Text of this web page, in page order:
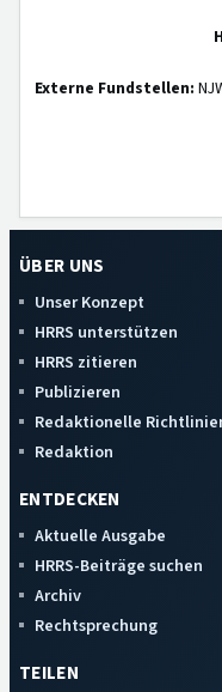
Externe Fundstellen:
ÜBER UNS
Unser Konzept
HRRS unterstützen
HRRS zitieren
Publizieren
Redaktionelle
Redaktion
ENTDECKEN
Aktuelle Ausgabe
HRRS-Beiträge suchen
Archiv
Rechtsprechung
TEILEN